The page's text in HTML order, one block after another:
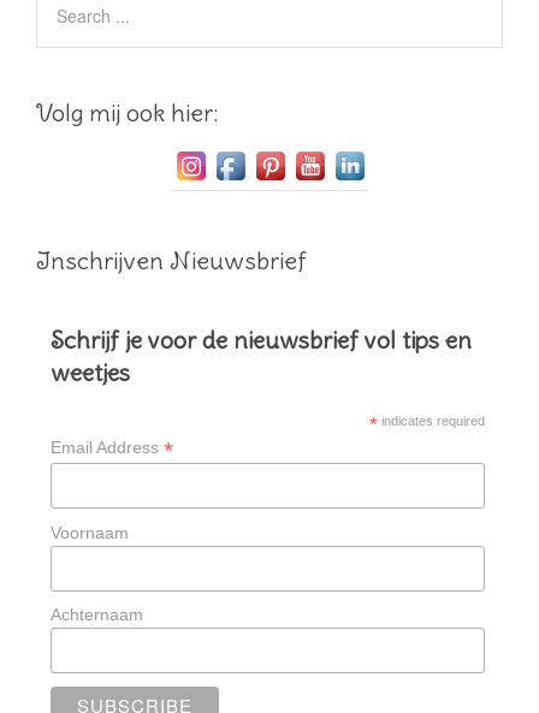
Volg mij ook hier:
Inschrijven Nieuwsbrief
Schrijf je voor de nieuwsbrief vol tips en
weetjes
*indicates required
Email Address *
Voornaam
Achternaam